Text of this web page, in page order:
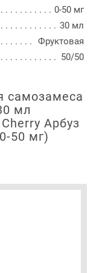
0-50 мг
30 мл
Фруктовая
50/50
самозамеса
мл
Арбуз
50 мг)